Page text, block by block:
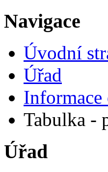
Navigace
Úvodní
Úřad
Informace
Tabulka -
Úřad